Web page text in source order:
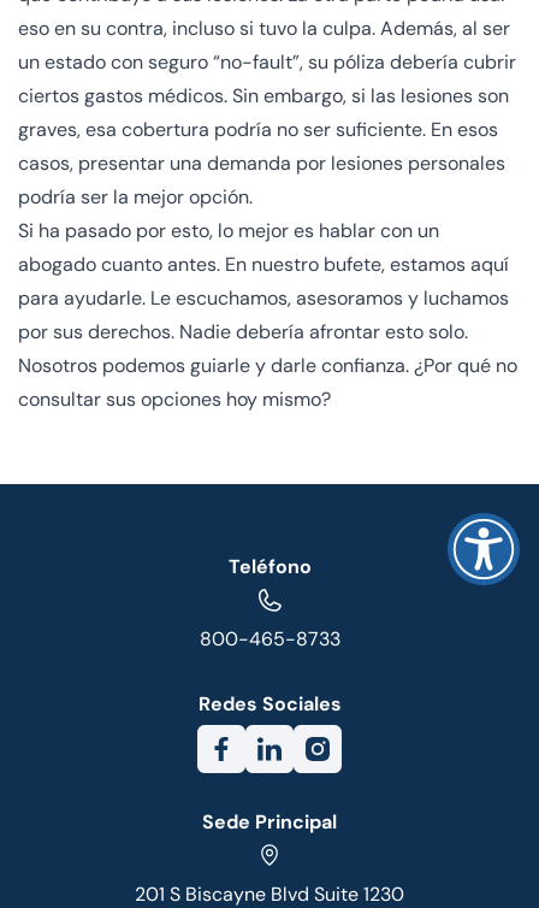
eso en su contra, incluso si tuvo la culpa. Además, al ser
un estado con seguro “no-fault”, su póliza debería cubrir
ciertos gastos médicos. Sin embargo, si las lesiones son
graves, esa cobertura podría no ser suficiente. En esos
casos, presentar una demanda por lesiones personales
podría ser la mejor opción.
Si ha pasado por esto, lo mejor es hablar con un
abogado cuanto antes. En nuestro bufete, estamos aquí
para ayudarle. Le escuchamos, asesoramos y luchamos
por sus derechos. Nadie debería afrontar esto solo.
Nosotros podemos guiarle y darle confianza. ¿Por qué no
consultar sus opciones hoy mismo?
Teléfono
800-465-8733
Redes Sociales
Sede Principal
201 S Biscayne Blvd Suite 1230